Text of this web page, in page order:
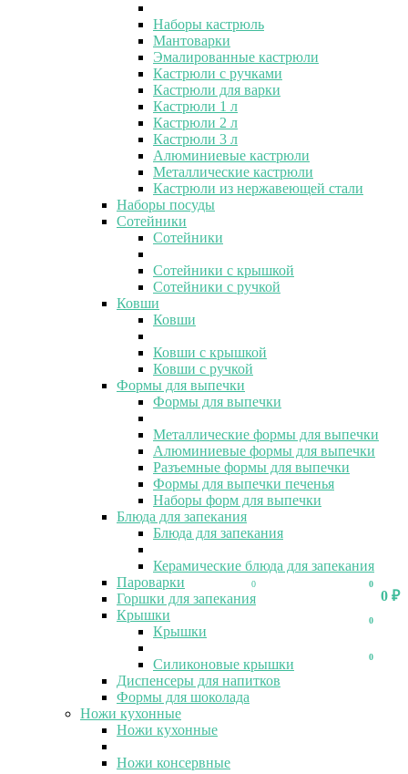
0
0 ₽
0
0
0
Наборы кастрюль
Мантоварки
Эмалированные кастрюли
Кастрюли с ручками
Кастрюли для варки
Кастрюли 1 л
Кастрюли 2 л
Кастрюли 3 л
Алюминиевые кастрюли
Металлические кастрюли
Кастрюли из нержавеющей стали
Наборы посуды
Сотейники
Сотейники
Сотейники с крышкой
Сотейники с ручкой
Ковши
Ковши
Ковши с крышкой
Ковши с ручкой
Формы для выпечки
Формы для выпечки
Металлические формы для выпечки
Алюминиевые формы для выпечки
Разъемные формы для выпечки
Формы для выпечки печенья
Наборы форм для выпечки
Блюда для запекания
Блюда для запекания
Керамические блюда для запекания
Пароварки
Горшки для запекания
Крышки
Крышки
Силиконовые крышки
Диспенсеры для напитков
Формы для шоколада
Ножи кухонные
Ножи кухонные
Ножи консервные